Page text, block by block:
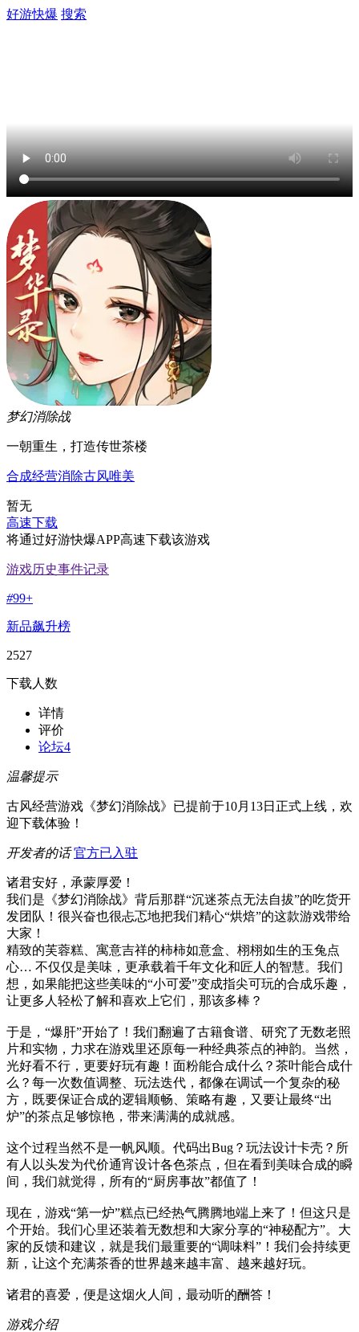
好游快爆 搜索
梦幻消除战
一朝重生，打造传世茶楼
合成经营消除古风唯美
暂无
高速下载
将通过好游快爆APP高速下载该游戏
游戏历史事件记录
#99+
新品飙升榜
2527
下载人数
详情
评价
论坛4
温馨提示
古风经营游戏《梦幻消除战》已提前于10月13日正式上线，欢
迎下载体验！
开发者的话 官方已入驻
诸君安好，承蒙厚爱！
我们是《梦幻消除战》背后那群“沉迷茶点无法自拔”的吃货开
发团队！很兴奋也很忐忑地把我们精心“烘焙”的这款游戏带给
大家！
精致的芙蓉糕、寓意吉祥的柿柿如意盒、栩栩如生的玉兔点
心… 不仅仅是美味，更承载着千年文化和匠人的智慧。我们
想，如果能把这些美味的“小可爱”变成指尖可玩的合成乐趣，
让更多人轻松了解和喜欢上它们，那该多棒？
于是，“爆肝”开始了！我们翻遍了古籍食谱、研究了无数老照
片和实物，力求在游戏里还原每一种经典茶点的神韵。当然，
光好看不行，更要好玩有趣！面粉能合成什么？茶叶能合成什
么？每一次数值调整、玩法迭代，都像在调试一个复杂的秘
方，既要保证合成的逻辑顺畅、策略有趣，又要让最终“出
炉”的茶点足够惊艳，带来满满的成就感。
这个过程当然不是一帆风顺。代码出Bug？玩法设计卡壳？所
有人以头发为代价通宵设计各色茶点，但在看到美味合成的瞬
间，我们就觉得，所有的“厨房事故”都值了！
现在，游戏“第一炉”糕点已经热气腾腾地端上来了！但这只是
个开始。我们心里还装着无数想和大家分享的“神秘配方”。大
家的反馈和建议，就是我们最重要的“调味料”！我们会持续更
新，让这个充满茶香的世界越来越丰富、越来越好玩。
诸君的喜爱，便是这烟火人间，最动听的酬答！
游戏介绍